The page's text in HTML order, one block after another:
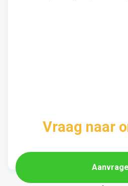
Vraag naar